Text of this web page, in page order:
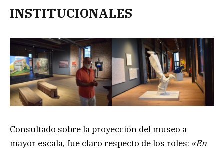
INSTITUCIONALES
Consultado sobre la proyección del museo a
mayor escala, fue claro respecto de los roles: «En